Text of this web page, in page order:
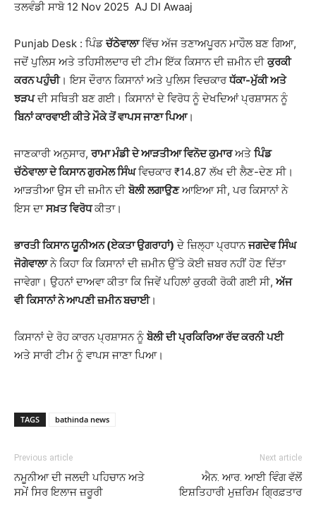
ਤਲਵੰਡੀ ਸਾਬੋ 12 Nov 2025 AJ DI Awaaj
Punjab Desk : ਪਿੰਡ ਚੱਠੇਵਾਲਾਵਿੱਚ ਅੱਜ ਤਣਾਅਪੂਰਨ ਮਾਹੌਲ ਬਣ ਗਿਆ,
ਜਦੋਂ ਪੁਲਿਸ ਅਤੇ ਤਹਿਸੀਲਦਾਰ ਦੀ ਟੀਮ ਇੱਕ ਕਿਸਾਨ ਦੀ ਜ਼ਮੀਨ ਦੀਕੁਰਕੀ
ਕਰਨ ਪਹੁੰਚੀ। ਇਸ ਦੌਰਾਨ ਕਿਸਾਨਾਂ ਅਤੇ ਪੁਲਿਸ ਵਿਚਕਾਰਧੱਕਾ-ਮੁੱਕੀ ਅਤੇ
ਝੜਪਦੀ ਸਥਿਤੀ ਬਣ ਗਈ। ਕਿਸਾਨਾਂ ਦੇ ਵਿਰੋਧ ਨੂੰ ਦੇਖਦਿਆਂ ਪ੍ਰਸ਼ਾਸਨ ਨੂੰ
ਬਿਨਾਂ ਕਾਰਵਾਈ ਕੀਤੇ ਮੌਕੇ ਤੋਂ ਵਾਪਸ ਜਾਣਾ ਪਿਆ।
ਜਾਣਕਾਰੀ ਅਨੁਸਾਰ, ਰਾਮਾ ਮੰਡੀ ਦੇ ਆੜਤੀਆ ਵਿਨੋਦ ਕੁਮਾਰਅਤੇ ਪਿੰਡ
ਚੱਠੇਵਾਲਾ ਦੇ ਕਿਸਾਨ ਗੁਰਮੇਲ ਸਿੰਘਵਿਚਕਾਰ ₹14.87 ਲੱਖ ਦੀ ਲੈਣ-ਦੇਣ ਸੀ।
ਆੜਤੀਆ ਉਸ ਦੀ ਜ਼ਮੀਨ ਦੀਬੋਲੀ ਲਗਾਉਣਆਇਆ ਸੀ, ਪਰ ਕਿਸਾਨਾਂ ਨੇ
ਇਸ ਦਾਸਖ਼ਤ ਵਿਰੋਧਕੀਤਾ।
ਭਾਰਤੀ ਕਿਸਾਨ ਯੂਨੀਅਨ (ਏਕਤਾ ਉਗਰਾਹਾਂ) ਦੇ ਜ਼ਿਲ੍ਹਾ ਪ੍ਰਧਾਨਜਗਦੇਵ ਸਿੰਘ
ਜੋਗੇਵਾਲਾਨੇ ਕਿਹਾ ਕਿ ਕਿਸਾਨਾਂ ਦੀ ਜ਼ਮੀਨ ਉੱਤੇ ਕੋਈ ਜ਼ਬਰ ਨਹੀਂ ਹੋਣ ਦਿੱਤਾ
ਜਾਵੇਗਾ। ਉਹਨਾਂ ਦਾਅਵਾ ਕੀਤਾ ਕਿ ਜਿਵੇਂ ਪਹਿਲਾਂ ਕੁਰਕੀ ਰੋਕੀ ਗਈ ਸੀ,ਅੱਜ
ਵੀ ਕਿਸਾਨਾਂ ਨੇ ਆਪਣੀ ਜ਼ਮੀਨ ਬਚਾਈ।
ਕਿਸਾਨਾਂ ਦੇ ਰੋਹ ਕਾਰਨ ਪ੍ਰਸ਼ਾਸਨ ਨੂੰਬੋਲੀ ਦੀ ਪ੍ਰਕਿਰਿਆ ਰੱਦ ਕਰਨੀ ਪਈ
ਅਤੇ ਸਾਰੀ ਟੀਮ ਨੂੰ ਵਾਪਸ ਜਾਣਾ ਪਿਆ।
TAGS bathinda news
Previous article
ਨਮੂਨੀਆ ਦੀ ਜਲਦੀ ਪਹਿਚਾਨ ਅਤੇ
ਸਮੇਂ ਸਿਰ ਇਲਾਜ ਜ਼ਰੂਰੀ
Next article
ਐਨ. ਆਰ. ਆਈ ਵਿੰਗ ਵੱਲੋਂ
ਇਸ਼ਤਿਹਾਰੀ ਮੁਜ਼ਰਿਮ ਗ੍ਰਿਫ਼ਤਾਰ